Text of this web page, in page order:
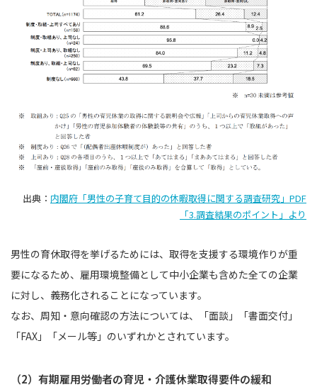
出典： 内閣府「男性の子育て目的の休暇取得に関する調査研究」PDF
「3.調査結果のポイント」より
男性の育休取得を挙げるためには、取得を支援する環境作りが重
要になるため、雇用環境整備として中小企業も含めた全ての企業
に対し、義務化されることになっています。
なお、周知・意向確認の方法については、「面談」「書面交付」
「FAX」「メール等」のいずれかとされています。
（2）有期雇用労働者の育児・介護休業取得要件の緩和